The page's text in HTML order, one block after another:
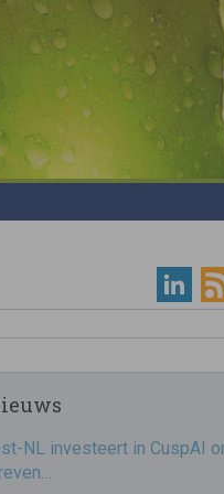
NL investeert in CuspAI